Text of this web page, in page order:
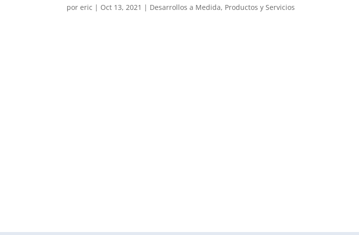
poreric | Oct 13, 2021 | Desarrollos a Medida, Productos y Servicios